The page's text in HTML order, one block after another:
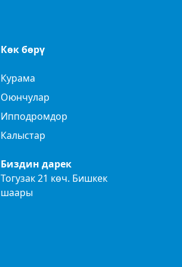
Көк бөрү
Курама
Оюнчулар
Ипподромдор
Калыстар
Биздин дарек
Тогузак 21 көч. Бишкек
шаары